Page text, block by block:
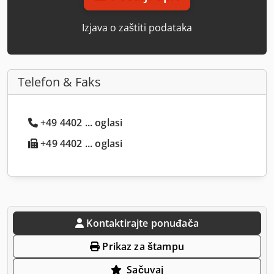
Izjava o zaštiti podataka
Telefon & Faks
+49 4402 ... oglasi
+49 4402 ... oglasi
Kontaktirajte ponuđača
Prikaz za štampu
Sačuvaj